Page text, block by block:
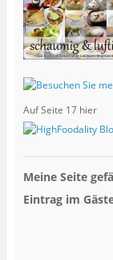
Auf Seite 17 hier
Meine Seite
Eintrag im